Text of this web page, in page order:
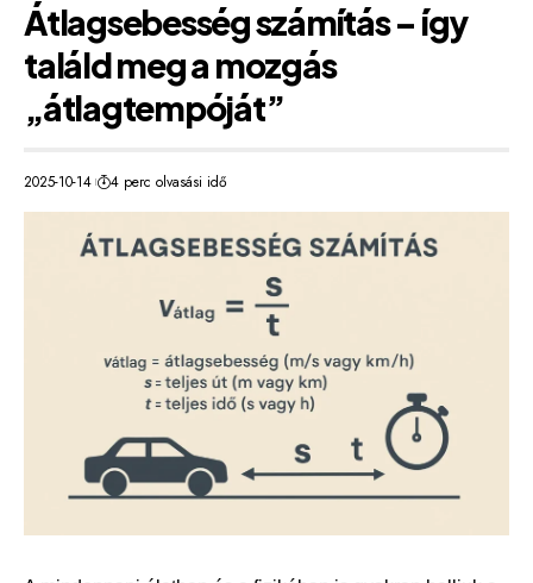
Átlagsebesség számítás – így
találd meg a mozgás
„átlagtempóját”
2025-10-14 4 perc olvasási idő